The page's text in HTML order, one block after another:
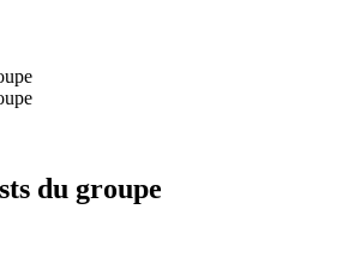
du groupe